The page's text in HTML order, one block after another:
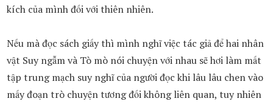
kích của mình đối với thiên nhiên.
Nếu mà đọc sách giấy thì mình nghĩ việc tác giả để hai nhân
vật Suy ngẫm và Tò mò nói chuyện với nhau sẽ hơi làm mất
tập trung mạch suy nghĩ của người đọc khi lâu lâu chen vào
mấy đoạn trò chuyện tương đối không liên quan, tuy nhiên